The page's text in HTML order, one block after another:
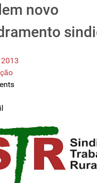
novo